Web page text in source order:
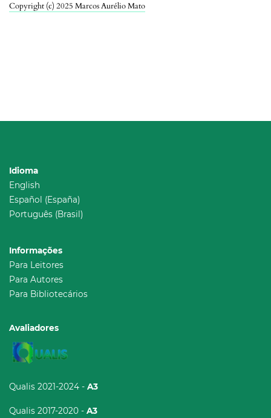
Copyright (c) 2025 Marcos Aurélio Mato
Idioma
English
Español (España)
Português (Brasil)
Informações
Para Leitores
Para Autores
Para Bibliotecários
Avaliadores
Qualis 2021-2024 - A3
Qualis 2017-2020 - A3